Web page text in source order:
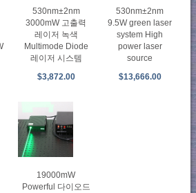
530nm±2nm
3000mW 고출력
레이저 녹색
Multimode Diode
레이저 시스템
$3,872.00
530nm±2nm
9.5W green laser
system High
power laser
source
$13,666.00
19000mW
Powerful 다이오드